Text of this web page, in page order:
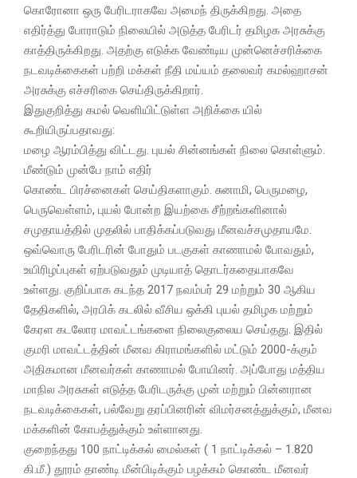
கொரோனா ஒரு பேரிடராகவே அமைந் திருக்கிறது. அதை
எதிர்த்து போராடும் நிலையில் அடுத்த பேரிடர் தமிழக அரசுக்கு
காத்திருக்கிறது. அதற்கு எடுக்க வேண்டிய முன்னெச்சரிக்கை
நடவடிக்கைகள் பற்றி மக்கள் நீதி மய்யம் தலைவர் கமல்ஹாசன்
அரசுக்கு எச்சரிகை செய்திருக்கிறார்.
இதுகுறித்து கமல் வெளியிட்டுள்ள அறிக்கை யில்
கூறியிருப்பதாவது:
மழை ஆரம்பித்து விட்டது. புயல்‌ சின்னங்கள்‌ நிலை கொள்ளும்‌.
மீண்டும்‌ முன்பே நாம்‌ எதிர்‌
கொண்ட பிரச்னைகள்‌ செய்திகளாகும்‌. சுனாமி, பெருமழை,
பெருவெள்ளம்‌, புயல்‌ போன்ற இயற்கை சீற்றங்களினால்‌
சமுதாயத்தில்‌ முதலில்‌ பாதிக்கப்படுவது மீனவச்சமுதாயமே.
ஒவ்வொரு பேரிடரின்‌ போதும்‌ படகுகள்‌ காணாமல்‌ போவதும்‌,
உயிரிழப்புகள்‌ ஏற்படுவதும்‌ முடியாத்‌ தொடர்கதையாகவே
உள்ளது. குறிப்பாக கடந்த 2017 நவம்பர்‌ 29 மற்றும்‌ 30 ஆகிய
தேதிகளில்‌, அரபிக்‌ கடலில்‌ வீசிய ஒக்கி புயல்‌ தமிழக மற்றும்‌
கேரள கடலோர மாவட்டங்களை நிலைகுலைய செய்தது. இதில்‌
குமரி மாவட்டத்தின்‌ மீனவ கிராமங்களில்‌ மட்டும்‌ 2000-க்கும்‌
அதிகமான மீனவர்கள்‌ காணாமல்‌ போயினர்‌. அப்போது மத்திய
மாநில அரசுகள்‌ எடுத்த பேரிடருக்கு முன்‌ மற்றும்‌ பின்னரான
நடவடிக்கைகள்‌, பல்வேறு தரப்பினரின்‌ விமர்சனத்துக்கும்‌, மீனவ
மக்களின்‌ கோபத்துக்கும்‌ உள்ளானது.
குறைந்தது 100 நாட்டிக்கல்‌ மைல்கள்‌ ( 1 நாட்டிக்கல்‌ – 1.820
கி.மீ.) தூரம்‌ தாண்டி மீன்பிடிக்கும்‌ பழக்கம்‌ கொண்ட மீனவர்